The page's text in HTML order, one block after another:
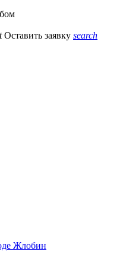
Оставить заявку search
Жлобин